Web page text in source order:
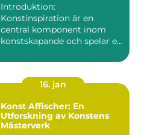
Introduktion:
Konstinspiration är en
central komponent inom
konstskapande och spelar en
16. jan
Konst Affischer: En
Utforskning av Konstens
Mästerverk